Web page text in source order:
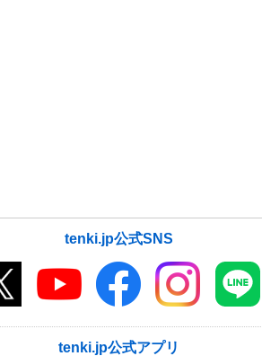
tenki.jp公式SNS
tenki.jp公式アプリ